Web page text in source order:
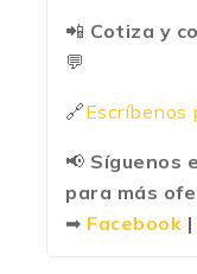
📲 Cotiza y
💬
🔗Escríbenos
📢 Síguenos
para más
➡ Facebook |